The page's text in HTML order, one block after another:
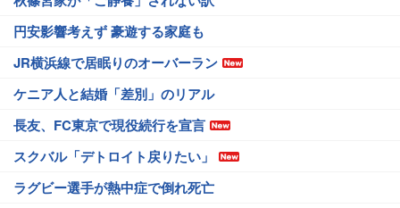
円安影響考えず 豪遊する家庭も
JR横浜線で居眠りのオーバーラン
ケニア人と結婚「差別」のリアル
長友、FC東京で現役続行を宣言
スクバル「デトロイト戻りたい」
ラグビー選手が熱中症で倒れ死亡